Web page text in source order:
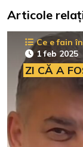
Articole
Ce e fain
1 feb 2025
ZI CĂ A